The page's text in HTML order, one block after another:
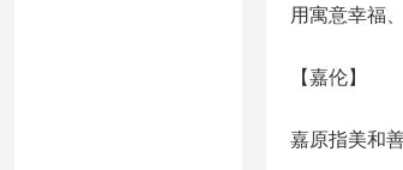
用寓意幸福
【嘉伦】
嘉原指美和